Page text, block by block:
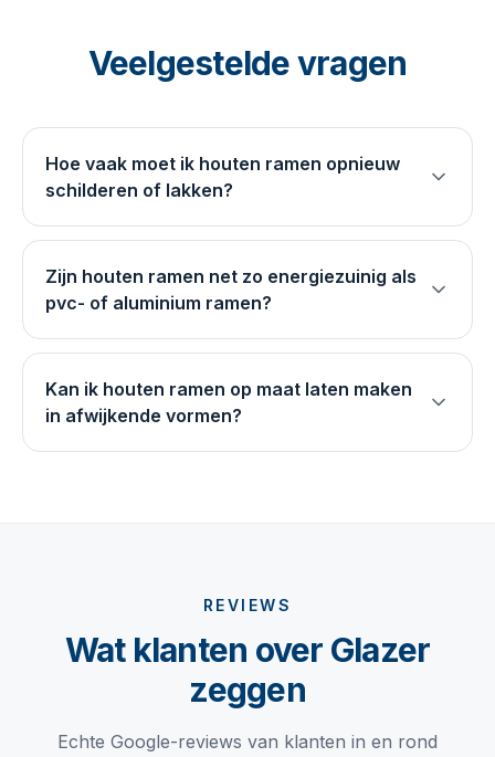
Veelgestelde vragen
Hoe vaak moet ik houten ramen opnieuw
schilderen of lakken?
Zijn houten ramen net zo energiezuinig als
pvc- of aluminium ramen?
Kan ik houten ramen op maat laten maken
in afwijkende vormen?
REVIEWS
Wat klanten over Glazer
zeggen
Echte Google-reviews van klanten in en rond